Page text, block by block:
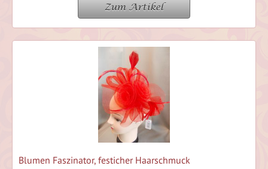
Zum Artikel
Blumen Faszinator, festicher Haarschmuck